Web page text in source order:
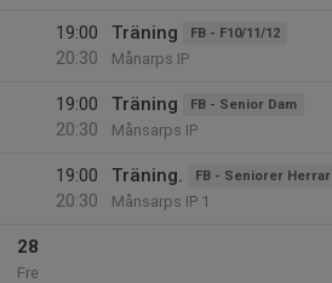
19:00
20:30
Träning FB - F10/11/12
Månarps IP
19:00
20:30
Träning FB - Senior Dam
Månsarps IP
19:00
20:30
Träning. FB - Seniorer Herrar
Månsarps IP 1
28
Fre